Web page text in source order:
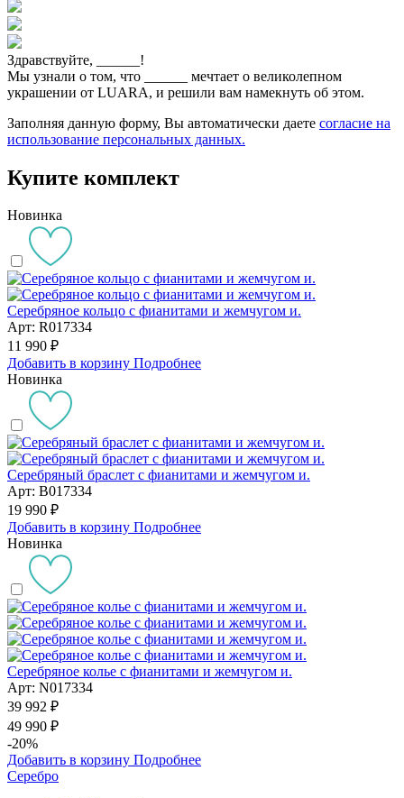
Здравствуйте,
!
Мы узнали о том, что
мечтает о великолепном
украшении от LUARA, и решили вам намекнуть об этом.
Заполняя данную форму, Вы автоматически даете согласие на
использование персональных данных.
Купите комплект
Новинка
Серебряное кольцо с фианитами и жемчугом и.
Арт: R017334
11 990 ₽
Добавить в корзину Подробнее
Новинка
Серебряный браслет с фианитами и жемчугом и.
Арт: B017334
19 990 ₽
Добавить в корзину Подробнее
Новинка
Серебряное колье с фианитами и жемчугом и.
Арт: N017334
39 992 ₽
49 990 ₽
-20%
Добавить в корзину Подробнее
Серебро